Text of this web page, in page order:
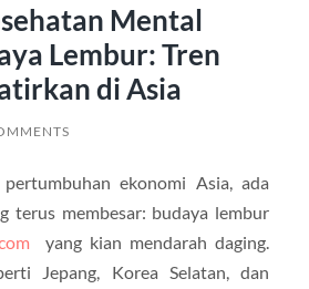
Mental
Lembur: Tren
di Asia
ekonomi Asia, ada
terus membesar: budaya lembur
yang kian mendarah daging.
Jepang, Korea Selatan, dan